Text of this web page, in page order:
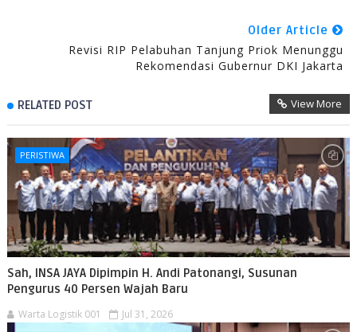
Older Article
Revisi RIP Pelabuhan Tanjung Priok Menunggu
Rekomendasi Gubernur DKI Jakarta
RELATED POST View More
PERISTIWA
Sah, INSA JAYA Dipimpin H. Andi Patonangi, Susunan
Pengurus 40 Persen Wajah Baru
Warta Logistik 001 Jul 31, 2026